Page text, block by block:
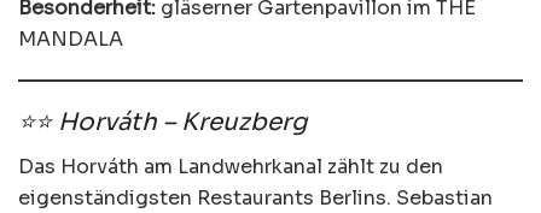
Besonderheit: gläserner Gartenpavillon im THE
MANDALA
⭐⭐ Horváth – Kreuzberg
Das Horváth am Landwehrkanal zählt zu den
eigenständigsten Restaurants Berlins. Sebastian